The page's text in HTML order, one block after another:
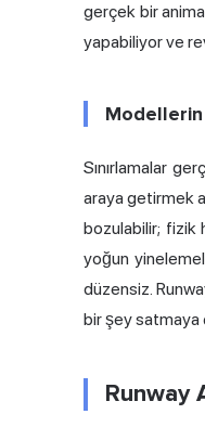
gerçek bir
yapabiliyor ve
Modellerin
Sınırlamalar
araya getirmek
bozulabilir; fizik
yoğun
düzensiz.
bir şey satmaya
Runway